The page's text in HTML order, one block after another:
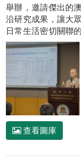
舉辦，邀請傑出的
沿研究成果，讓大
日常生活密切關聯
查看圖庫